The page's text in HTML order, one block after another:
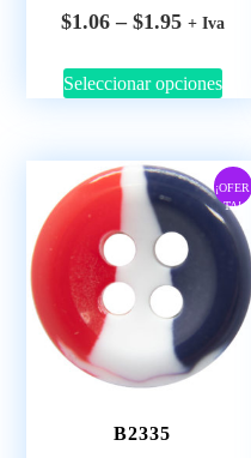
$1.06 – $1.95 + Iva
Seleccionar opciones
¡OFER
TA!
B2335